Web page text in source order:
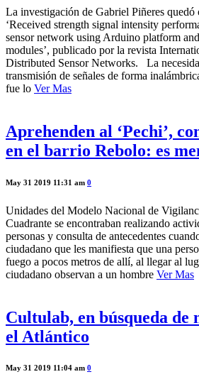
La investigación de Gabriel Piñeres quedó
‘Received strength signal intensity
sensor network using Arduino platform
modules’, publicado por la revista
Distributed Sensor Networks. La
transmisión de señales de forma
fue lo Ver Mas
Aprehenden al ‘Pechi’,
en el barrio Rebolo: es
May 31 2019 11:31 am 0
Unidades del Modelo Nacional de
Cuadrante se encontraban realizando
personas y consulta de antecedentes
ciudadano que les manifiesta que una
fuego a pocos metros de allí, al llegar al
ciudadano observan a un hombre Ver Mas
Cultulab, en búsqueda de
el Atlántico
May 31 2019 11:04 am 0